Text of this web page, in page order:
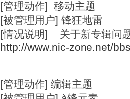
[管理动作] 移动主题
[被管理用户] 锋狂地雷
[情况说明] 关于新专辑问
http://www.nic-zone.net/
[管理动作] 编辑主题